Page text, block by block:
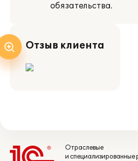
обязательства.
Отзыв клиента
Отраслевые
и специализированные